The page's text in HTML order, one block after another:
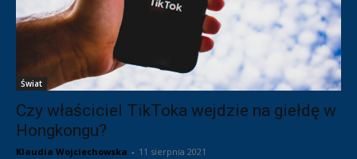
Świat
Czy właściciel TikToka wejdzie na giełdę w
Hongkongu?
Klaudia Wojciechowska - 11 sierpnia 2021